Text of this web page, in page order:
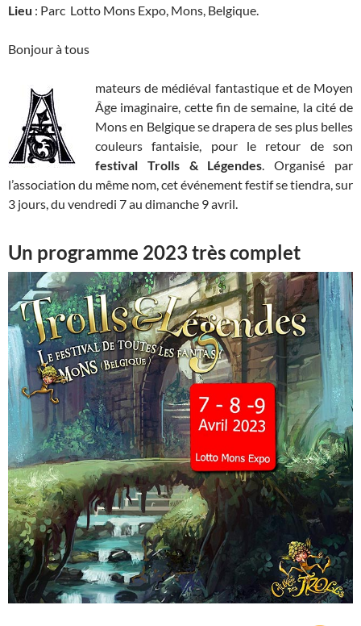
Lieu : Parc Lotto Mons Expo, Mons, Belgique.
Bonjour à tous
mateurs de médiéval fantastique et de Moyen
Âge imaginaire, cette fin de semaine, la cité de
Mons en Belgique se drapera de ses plus belles
couleurs fantaisie, pour le retour de son
festival Trolls & Légendes. Organisé par
l’association du même nom, cet événement festif se tiendra, sur
3 jours, du vendredi 7 au dimanche 9 avril.
Un programme 2023 très complet